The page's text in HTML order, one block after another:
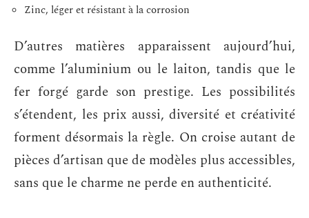
Zinc, léger et résistant à la corrosion
D’autres matières apparaissent aujourd’hui,
comme l’aluminium ou le laiton, tandis que le
fer forgé garde son prestige. Les possibilités
s’étendent, les prix aussi, diversité et créativité
forment désormais la règle. On croise autant de
pièces d’artisan que de modèles plus accessibles,
sans que le charme ne perde en authenticité.